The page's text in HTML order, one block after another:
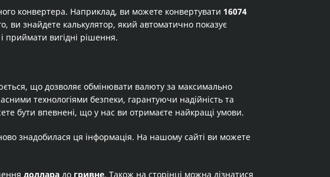
конвертера. Наприклад, ви можете конвертувати 16074
ви знайдете калькулятор, який автоматично показує
приймати вигідні рішення.
що дозволяє обмінювати валюту за максимально
технологіями безпеки, гарантуючи надійність та
бути впевнені, що у нас ви отримаєте найкращі умови.
знадобилася ця інформація. На нашому сайті ви можете
доллара до гривне. Також на сторінці можна дізнатися